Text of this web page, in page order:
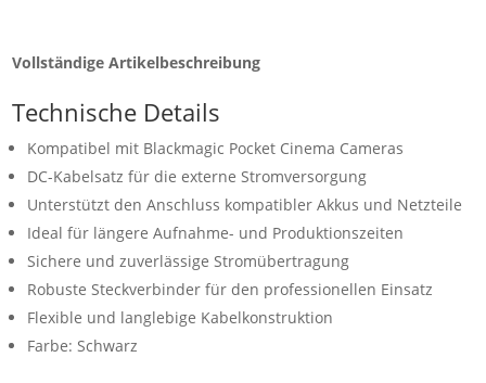
Vollständige Artikelbeschreibung
Technische Details
Kompatibel mit Blackmagic Pocket Cinema Cameras
DC-Kabelsatz für die externe Stromversorgung
Unterstützt den Anschluss kompatibler Akkus und Netzteile
Ideal für längere Aufnahme- und Produktionszeiten
Sichere und zuverlässige Stromübertragung
Robuste Steckverbinder für den professionellen Einsatz
Flexible und langlebige Kabelkonstruktion
Farbe: Schwarz